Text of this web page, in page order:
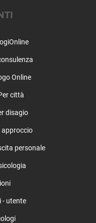
Online
città
disagio
approccio
personale
- utente